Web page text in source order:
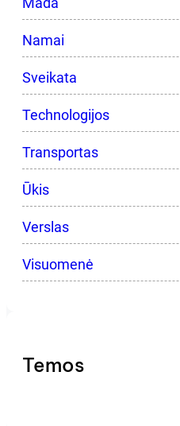
Namai
Sveikata
Technologijos
Transportas
Ūkis
Verslas
Visuomenė
Temos